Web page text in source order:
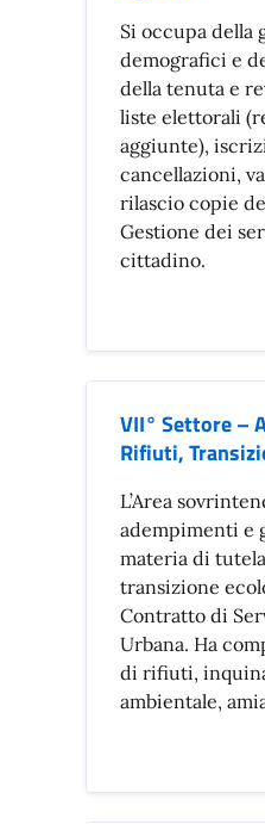
Si occupa della
demografici e
della tenuta e
liste elettorali
aggiunte),
cancellazioni,
rilascio copie
Gestione dei
cittadino.
VII° Settore –
Rifiuti,
L’Area
adempimenti e
materia di
transizione
Contratto di
Urbana. Ha
di rifiuti,
ambientale,